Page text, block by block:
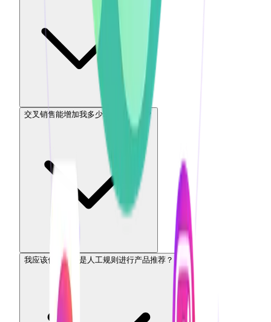
交叉销售能增加我多少Shopify收入？
我应该使用AI还是人工规则进行产品推荐？